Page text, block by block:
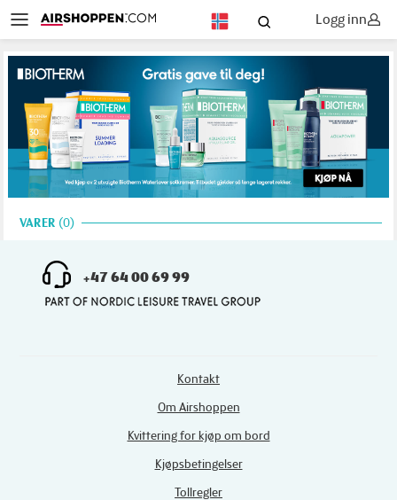
Logg inn
0
VARER
+47 64 00 69 99
Kontakt
Om Airshoppen
Kvittering for kjøp om bord
Kjøpsbetingelser
Tollregler